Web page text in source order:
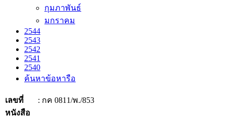
กุมภาพันธ์
มกราคม
2544
2543
2542
2541
2540
ค้นหาข้อหารือ
เลขที่
หนังสือ
: กค 0811/พ./853